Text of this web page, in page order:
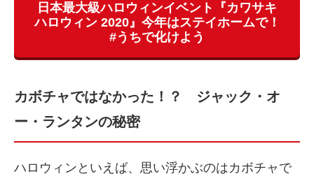
日本最大級ハロウィンイベント『カワサキ
ハロウィン 2020』今年はステイホームで！
#うちで化けよう
カボチャではなかった！？ ジャック・オ
ー・ランタンの秘密
ハロウィンといえば、思い浮かぶのはカボチャで